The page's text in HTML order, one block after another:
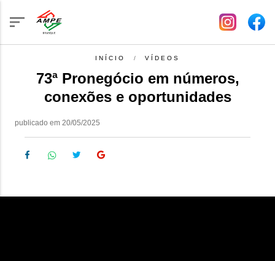
INÍCIO VÍDEOS
73ª Pronegócio em números,
conexões e oportunidades
publicado em 20/05/2025